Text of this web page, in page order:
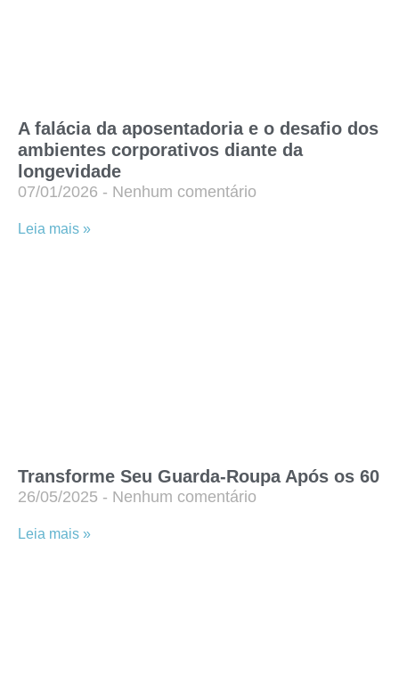
A falácia da aposentadoria e o desafio dos
ambientes corporativos diante da
longevidade
07/01/2026 Nenhum comentário
Leia mais »
Transforme Seu Guarda-Roupa Após os 60
26/05/2025 Nenhum comentário
Leia mais »